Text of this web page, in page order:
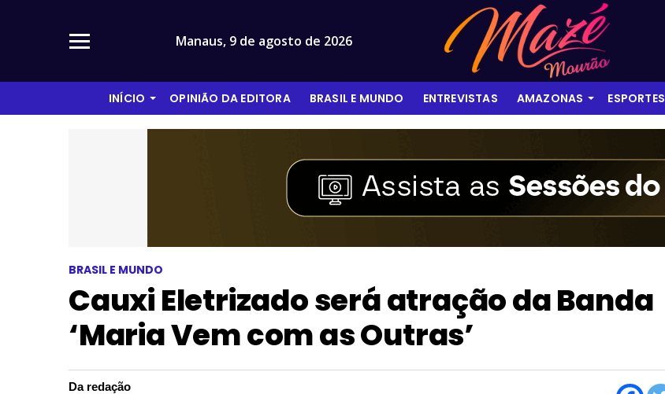
Manaus, 9 de agosto de 2026
INÍCIO OPINIÃO DA EDITORA BRASIL E MUNDO ENTREVISTAS AMAZONAS ESPORTES
BRASIL E MUNDO
Cauxi Eletrizado será atração da Banda
‘Maria Vem com as Outras’
Da redação